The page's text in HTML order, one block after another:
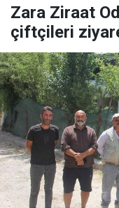
Zara Ziraat
çiftçileri